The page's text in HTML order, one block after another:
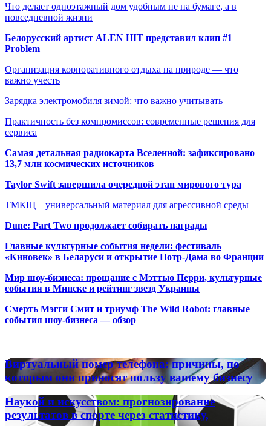
Что делает одноэтажный дом удобным не на бумаге, а в
повседневной жизни
Белорусский артист ALEN HIT представил клип #1
Problem
Организация корпоративного отдыха на природе — что
важно учесть
Зарядка электромобиля зимой: что важно учитывать
Практичность без компромиссов: современные решения для
сервиса
Самая детальная радиокарта Вселенной: зафиксировано
13,7 млн космических источников
Taylor Swift завершила очередной этап мирового тура
ТМКЩ – универсальный материал для агрессивной среды
Dune: Part Two продолжает собирать награды
Главные культурные события недели: фестиваль
«Киновек» в Беларуси и открытие Нотр-Дама во Франции
Мир шоу-бизнеса: прощание с Мэттью Перри, культурные
события в Минске и рейтинг звезд Украины
Смерть Мэгги Смит и триумф The Wild Robot: главные
события шоу-бизнеса — обзор
Виртуальный
номер
телефона:
причины,
по
которым
Виртуальный номер телефона: причины, по
которым они приносят пользу вашему бизнесу
Наукой
искусством:
Наукой и искусством: прогнозирование
результатов в спорте через статистику,